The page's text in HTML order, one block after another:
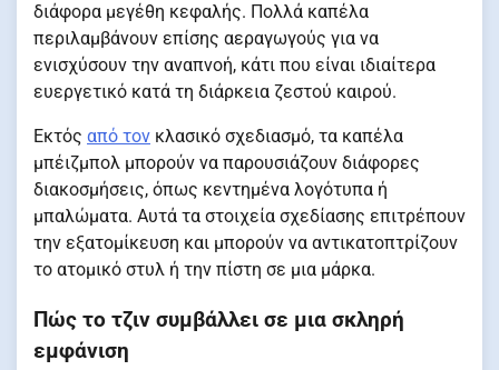
διάφορα μεγέθη κεφαλής. Πολλά καπέλα
περιλαμβάνουν επίσης αεραγωγούς για να
ενισχύσουν την αναπνοή, κάτι που είναι ιδιαίτερα
ευεργετικό κατά τη διάρκεια ζεστού καιρού.
Εκτός από τον κλασικό σχεδιασμό, τα καπέλα
μπέιζμπολ μπορούν να παρουσιάζουν διάφορες
διακοσμήσεις, όπως κεντημένα λογότυπα ή
μπαλώματα. Αυτά τα στοιχεία σχεδίασης επιτρέπουν
την εξατομίκευση και μπορούν να αντικατοπτρίζουν
το ατομικό στυλ ή την πίστη σε μια μάρκα.
Πώς το τζιν συμβάλλει σε μια σκληρή
εμφάνιση